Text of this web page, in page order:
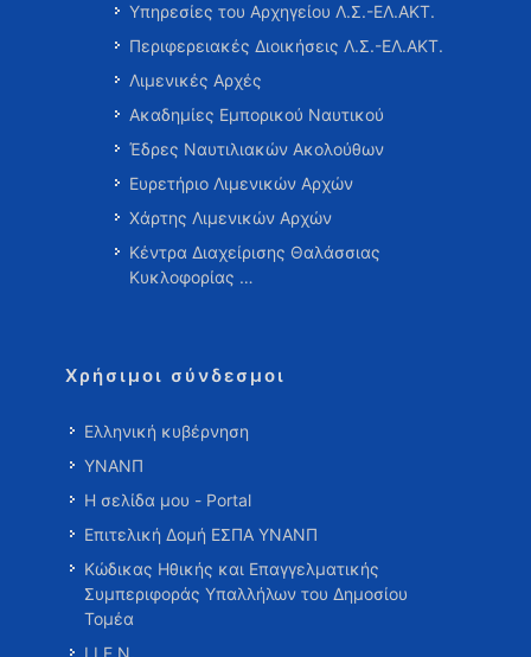
Υπηρεσίες του Αρχηγείου Λ.Σ.-ΕΛ.ΑΚΤ.
Περιφερειακές Διοικήσεις Λ.Σ.-ΕΛ.ΑΚΤ.
Λιμενικές Αρχές
Ακαδημίες Εμπορικού Ναυτικού
Έδρες Ναυτιλιακών Ακολούθων
Ευρετήριο Λιμενικών Αρχών
Χάρτης Λιμενικών Αρχών
Κέντρα Διαχείρισης Θαλάσσιας
Κυκλοφορίας …
Χρήσιμοι σύνδεσμοι
Ελληνική κυβέρνηση
ΥΝΑΝΠ
Η σελίδα μου - Portal
Επιτελική Δομή ΕΣΠΑ ΥΝΑΝΠ
Κώδικας Ηθικής και Επαγγελματικής
Συμπεριφοράς Υπαλλήλων του Δημοσίου
Τομέα